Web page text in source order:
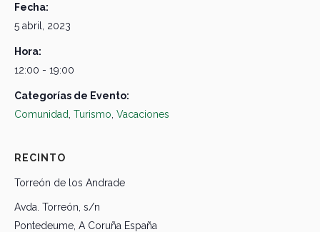
Fecha:
5 abril, 2023
Hora:
12:00 - 19:00
Categorías de Evento:
Comunidad Turismo Vacaciones
RECINTO
Torreón de los Andrade
Avda. Torreón, s/n
Pontedeume A Coruña España